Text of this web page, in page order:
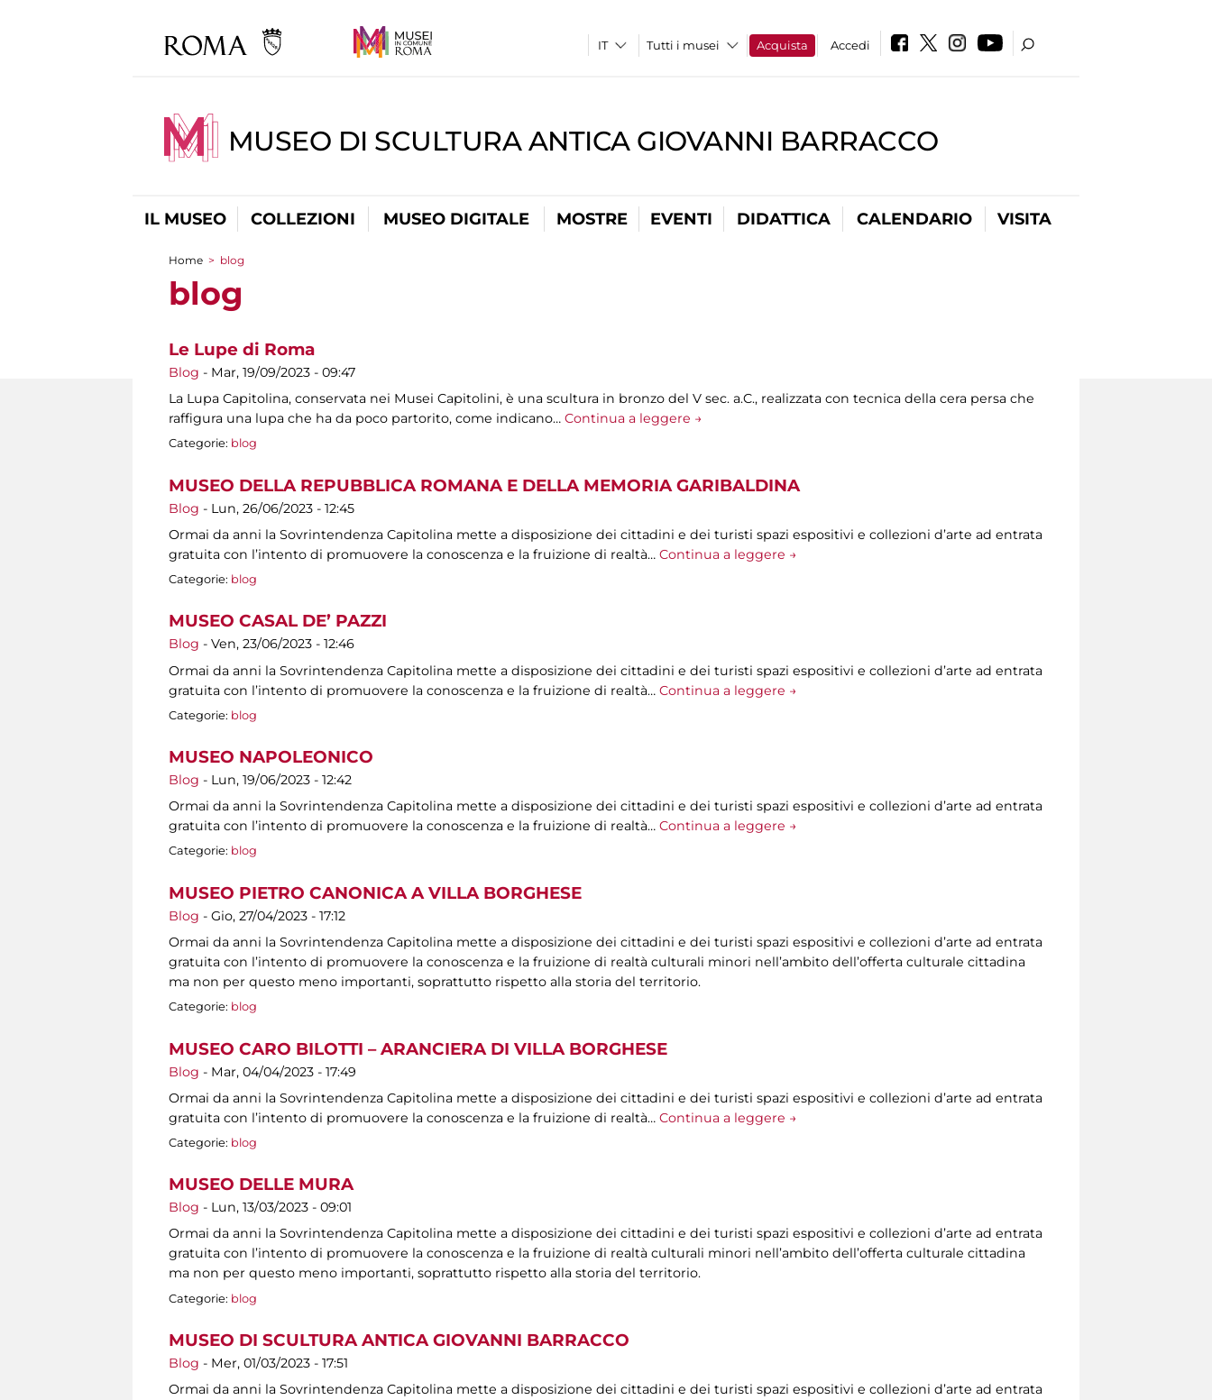
Tutti i musei Acquista Accedi
MUSEO DI SCULTURA ANTICA GIOVANNI BARRACCO
IL MUSEO COLLEZIONI MUSEO DIGITALE MOSTRE EVENTI DIDATTICA CALENDARIO VISITA
Tu sei qui
Home > blog
blog
Le Lupe di Roma
Blog - Mar, 19/09/2023 - 09:47
La Lupa Capitolina, conservata nei Musei Capitolini, è una scultura in bronzo del V sec. a.C., realizzata con tecnica della cera persa che
raffigura una lupa che ha da poco partorito, come indicano… Continua a leggere →
Categorie: blog
MUSEO DELLA REPUBBLICA ROMANA E DELLA MEMORIA GARIBALDINA
Blog - Lun, 26/06/2023 - 12:45
Ormai da anni la Sovrintendenza Capitolina mette a disposizione dei cittadini e dei turisti spazi espositivi e collezioni d’arte ad entrata
gratuita con l’intento di promuovere la conoscenza e la fruizione di realtà… Continua a leggere →
Categorie: blog
MUSEO CASAL DE’ PAZZI
Blog - Ven, 23/06/2023 - 12:46
Ormai da anni la Sovrintendenza Capitolina mette a disposizione dei cittadini e dei turisti spazi espositivi e collezioni d’arte ad entrata
gratuita con l’intento di promuovere la conoscenza e la fruizione di realtà… Continua a leggere →
Categorie: blog
MUSEO NAPOLEONICO
Blog - Lun, 19/06/2023 - 12:42
Ormai da anni la Sovrintendenza Capitolina mette a disposizione dei cittadini e dei turisti spazi espositivi e collezioni d’arte ad entrata
gratuita con l’intento di promuovere la conoscenza e la fruizione di realtà… Continua a leggere →
Categorie: blog
MUSEO PIETRO CANONICA A VILLA BORGHESE
Blog - Gio, 27/04/2023 - 17:12
Ormai da anni la Sovrintendenza Capitolina mette a disposizione dei cittadini e dei turisti spazi espositivi e collezioni d’arte ad entrata
gratuita con l’intento di promuovere la conoscenza e la fruizione di realtà culturali minori nell’ambito dell’offerta culturale cittadina
ma non per questo meno importanti, soprattutto rispetto alla storia del territorio.
Categorie: blog
MUSEO CARO BILOTTI – ARANCIERA DI VILLA BORGHESE
Blog - Mar, 04/04/2023 - 17:49
Ormai da anni la Sovrintendenza Capitolina mette a disposizione dei cittadini e dei turisti spazi espositivi e collezioni d’arte ad entrata
gratuita con l’intento di promuovere la conoscenza e la fruizione di realtà… Continua a leggere →
Categorie: blog
MUSEO DELLE MURA
Blog - Lun, 13/03/2023 - 09:01
Ormai da anni la Sovrintendenza Capitolina mette a disposizione dei cittadini e dei turisti spazi espositivi e collezioni d’arte ad entrata
gratuita con l’intento di promuovere la conoscenza e la fruizione di realtà culturali minori nell’ambito dell’offerta culturale cittadina
ma non per questo meno importanti, soprattutto rispetto alla storia del territorio.
Categorie: blog
MUSEO DI SCULTURA ANTICA GIOVANNI BARRACCO
Blog - Mer, 01/03/2023 - 17:51
Ormai da anni la Sovrintendenza Capitolina mette a disposizione dei cittadini e dei turisti spazi espositivi e collezioni d’arte ad entrata